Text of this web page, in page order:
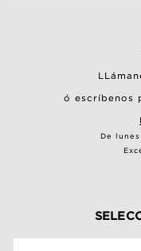
ó escríbenos
De